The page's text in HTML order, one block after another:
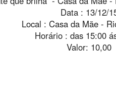
Data : 13/12/
Local : Casa da Mãe -
Horário : das 15:00
Valor: 10,00